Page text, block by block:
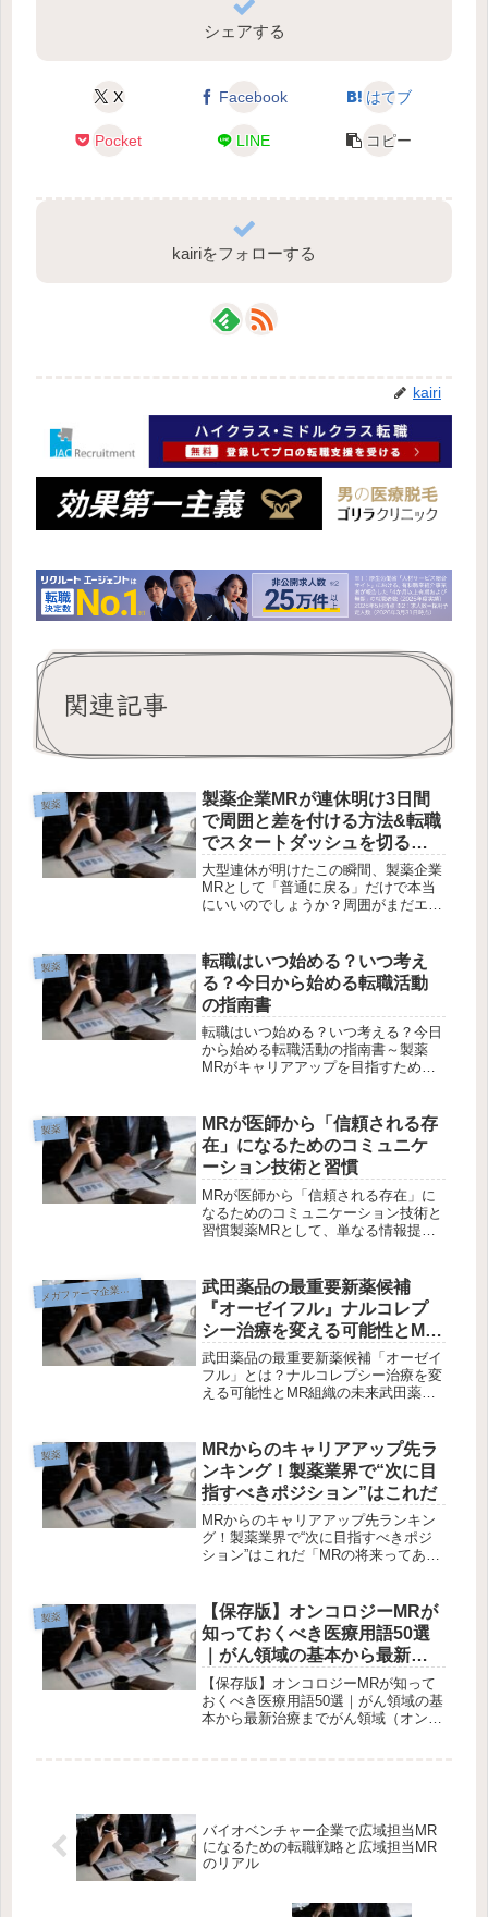
シェアする
X Facebook はてブ
Pocket LINE コピー
kairiをフォローする
kairi
関連記事
製薬
製薬企業MRが連休明け3日間
で周囲と差を付ける方法&転職
でスタートダッシュを切る方
法
大型連休が明けたこの瞬間、製薬企業
MRとして「普通に戻る」だけで本当
にいいのでしょうか？周囲がまだエン
んな3日間が、いま目の前にありま
す。この記事では、連休明けの3日間
で社...
製薬
転職はいつ始める？いつ考え
る？今日から始める転職活動
の指南書
転職はいつ始める？いつ考える？今日
から始める転職活動の指南書～製薬
MRがキャリアアップを目指すための
せるために今やるべき準備と考え方を
徹底解説！年齢に関係なく、自走型
ビ...
製薬
MRが医師から「信頼される存
在」になるためのコミュニケ
ーション技術と習慣
MRが医師から「信頼される存在」に
なるためのコミュニケーション技術と
習慣製薬MRとして、単なる情報提供
と成果につながります。本記事では、
明日から実践できるコミュニケーシ...
メ
ガファーマ企業研究
武田薬品の最重要新薬候補
『オーゼイフル』ナルコレプ
シー治療を変える可能性とMR
組織の未来
武田薬品の最重要新薬候補「オーゼイ
フル」とは？ナルコレプシー治療を変
える可能性とMR組織の未来武田薬品
療の常識を大きく変える可能性を持つ
新薬です。これまでナルコレプシーの
薬...
製薬
MRからのキャリアアップ先ラ
ンキング！製薬業界で“次に目
指すべきポジション”はこれだ
MRからのキャリアアップ先ランキン
グ！製薬業界で“次に目指すべきポジ
ション”はこれだ「MRの将来ってある
今、“MRからのキャリアアップ”は製薬
業界において最も注目されているテ...
製薬
【保存版】オンコロジーMRが
知っておくべき医療用語50選
｜がん領域の基本から最新治
療まで
【保存版】オンコロジーMRが知って
おくべき医療用語50選｜がん領域の基
本から最新治療までがん領域（オンコ
バイオベンチャー企業で広域担当MR
になるための転職戦略と広域担当MR
のリアル